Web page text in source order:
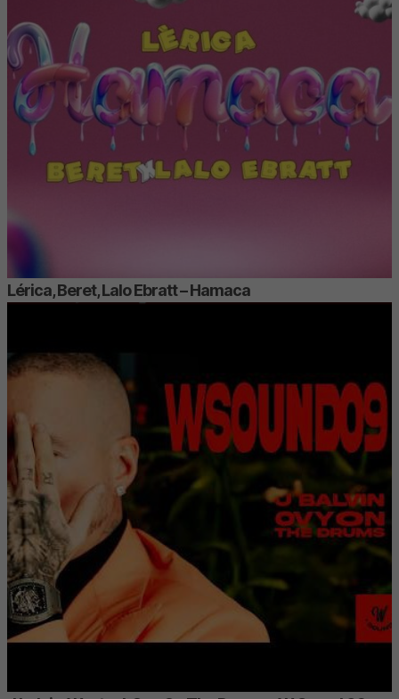
Lérica, Beret, Lalo Ebratt – Hamaca